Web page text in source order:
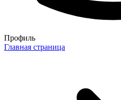
Профиль
Главная страница